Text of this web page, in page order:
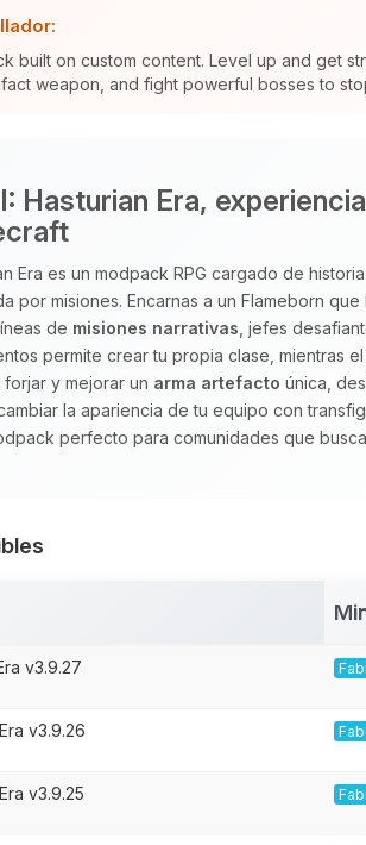
built on custom content. Level up and get
weapon, and fight powerful bosses to
Hasturian Era,
Era es un modpack RPG cargado de
por misiones. Encarnas a un Flameborn
de misiones narrativas , jefes
permite crear tu propia clase, mientras
y mejorar un arma artefacto única,
la apariencia de tu equipo con
perfecto para comunidades que
v3.9.27
v3.9.26
v3.9.25